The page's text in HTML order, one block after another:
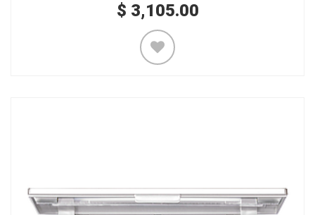
$ 3,105.00